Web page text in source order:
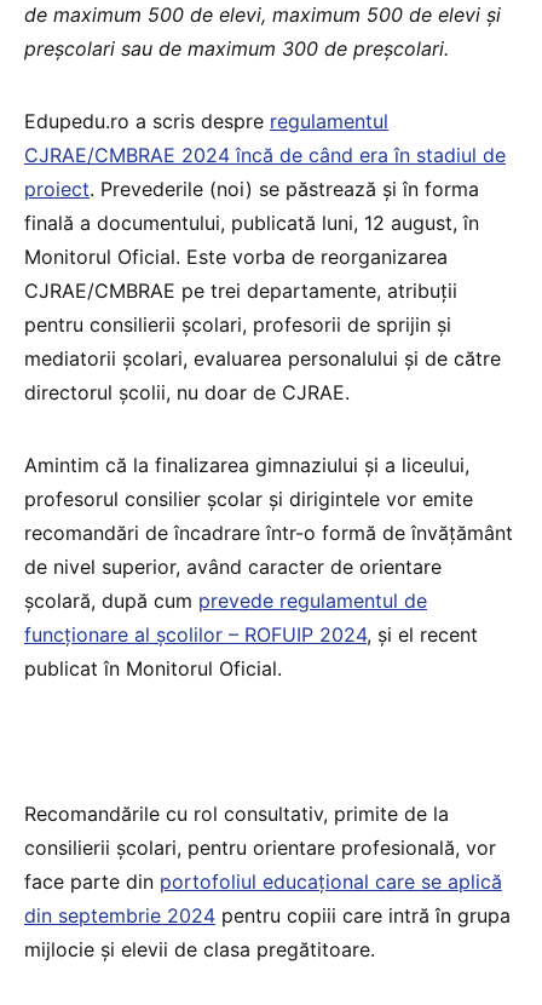
de maximum 500 de elevi, maximum 500 de elevi și
preșcolari sau de maximum 300 de preșcolari.
Edupedu.ro a scris despre regulamentul
CJRAE/CMBRAE 2024 încă de când era în stadiul de
proiect. Prevederile (noi) se păstrează și în forma
finală a documentului, publicată luni, 12 august, în
Monitorul Oficial. Este vorba de reorganizarea
CJRAE/CMBRAE pe trei departamente, atribuții
pentru consilierii școlari, profesorii de sprijin și
mediatorii școlari, evaluarea personalului și de către
directorul școlii, nu doar de CJRAE.
Amintim că la finalizarea gimnaziului și a liceului,
profesorul consilier școlar și dirigintele vor emite
recomandări de încadrare într-o formă de învățământ
de nivel superior, având caracter de orientare
școlară, după cum prevede regulamentul de
funcționare al școlilor – ROFUIP 2024, și el recent
publicat în Monitorul Oficial.
Recomandările cu rol consultativ, primite de la
consilierii școlari, pentru orientare profesională, vor
face parte din portofoliul educațional care se aplică
din septembrie 2024 pentru copiii care intră în grupa
mijlocie și elevii de clasa pregătitoare.